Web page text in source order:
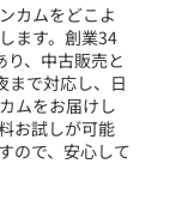
カムをどこよ
ます。創業34
、中古販売と
まで対応し、日
ムをお届けし
お試しが可能
ので、安心して